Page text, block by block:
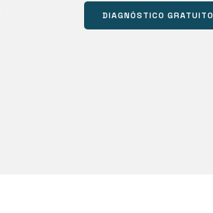
DIAGNÓSTICO GRATUITO